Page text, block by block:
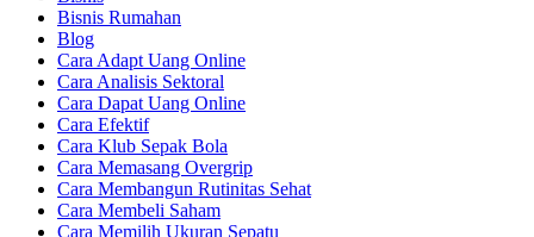
Bisnis Rumahan
Blog
Cara Adapt Uang Online
Cara Analisis Sektoral
Cara Dapat Uang Online
Cara Efektif
Cara Klub Sepak Bola
Cara Memasang Overgrip
Cara Membangun Rutinitas Sehat
Cara Membeli Saham
Cara Memilih Ukuran Sepatu